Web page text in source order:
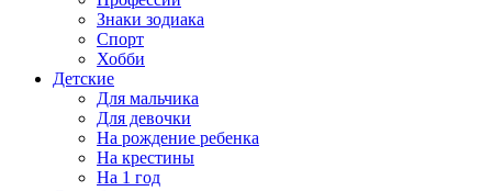
Знаки зодиака
Спорт
Хобби
Детские
Для мальчика
Для девочки
На рождение ребенка
На крестины
На 1 год